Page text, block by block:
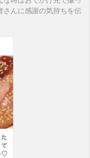
さんに感謝の気持ちを伝